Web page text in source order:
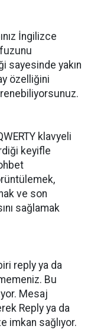
İngilizce
sayesinde yakın
özelliğini
klavyeli
keyifle
ve son
sağlamak
reply ya da
Bu
Mesaj
Reply ya da
imkan sağlıyor.